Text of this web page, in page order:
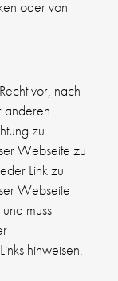
oder von
vor, nach
anderen
zu
Webseite zu
Link zu
Webseite
muss
hinweisen.